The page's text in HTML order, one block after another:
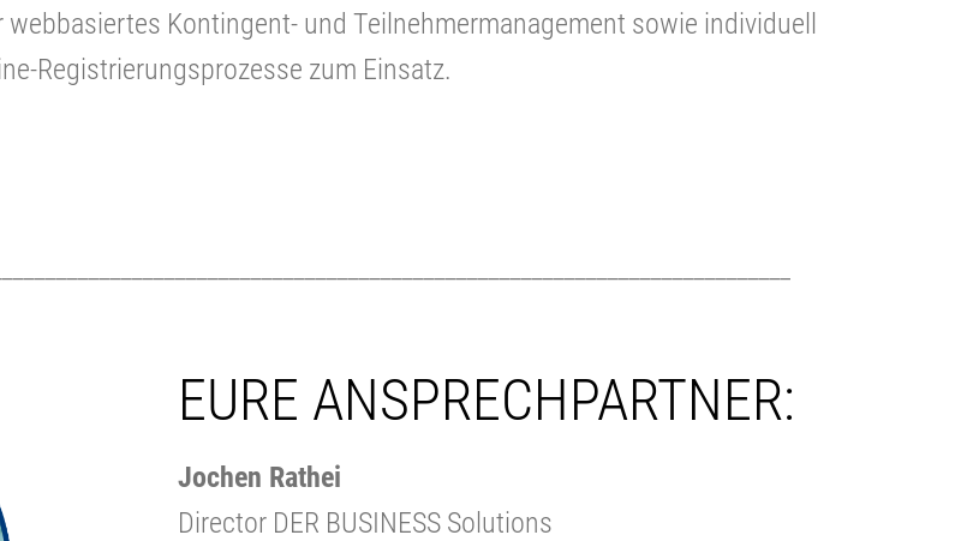
Kontingent- und Teilnehmermanagement sowie individuell
Registrierungsprozesse zum Einsatz.
EURE ANSPRECHPARTNER:
Jochen Rathei
Director DER BUSINESS Solutions